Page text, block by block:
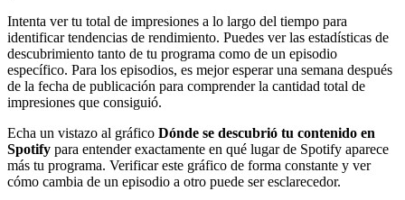
Intenta ver tu total de impresiones a lo largo del tiempo para
identificar tendencias de rendimiento. Puedes ver las estadísticas de
descubrimiento tanto de tu programa como de un episodio
específico. Para los episodios, es mejor esperar una semana después
de la fecha de publicación para comprender la cantidad total de
impresiones que consiguió.
Echa un vistazo al gráfico Dónde se descubrió tu contenido en
Spotify para entender exactamente en qué lugar de Spotify aparece
más tu programa. Verificar este gráfico de forma constante y ver
cómo cambia de un episodio a otro puede ser esclarecedor.